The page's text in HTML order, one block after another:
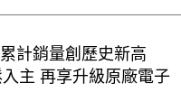
計銷量創歷史新高
主 再享升級原廠電子